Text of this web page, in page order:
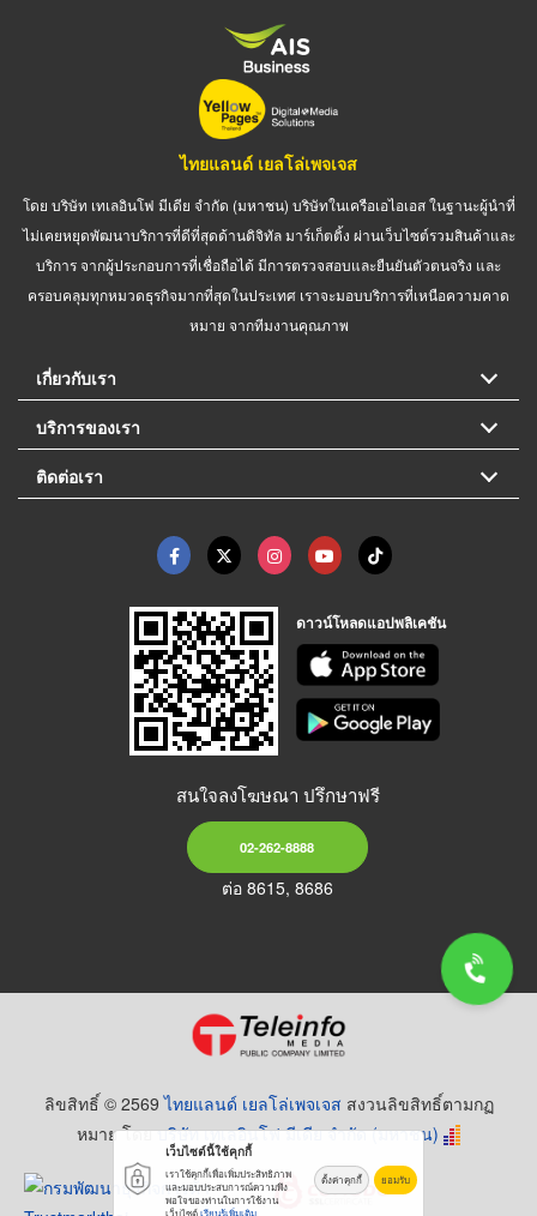
ไทยแลนด์ เยลโล่เพจเจส
โดย บริษัท เทเลอินโฟ มีเดีย จำกัด (มหาชน) บริษัทในเครือเอไอเอส ในฐานะผู้นำที่
ไม่เคยหยุดพัฒนาบริการที่ดีที่สุดด้านดิจิทัล มาร์เก็ตติ้ง ผ่านเว็บไซต์รวมสินค้าและ
บริการ จากผู้ประกอบการที่เชื่อถือได้ มีการตรวจสอบและยืนยันตัวตนจริง และ
ครอบคลุมทุกหมวดธุรกิจมากที่สุดในประเทศ เราจะมอบบริการที่เหนือความคาด
หมาย จากทีมงานคุณภาพ
เกี่ยวกับเรา
บริการของเรา
ติดต่อเรา
ดาวน์โหลดแอปพลิเคชัน
สนใจลงโฆษณา ปรึกษาฟรี
02-262-8888
ต่อ 8615, 8686
ลิขสิทธิ์ © 2569ไทยแลนด์ เยลโล่เพจเจส สงวนลิขสิทธิ์ตามกฏ
หมาย โดยบริษัท เทเลอินโฟ มีเดีย จำกัด (มหาชน)
เว็บไซต์นี้ใช้คุกกี้
เราใช้คุกกี้เพื่อเพิ่มประสิทธิภาพ
และมอบประสบการณ์ความพึง
พอใจของท่านในการใช้งาน
เว็บไซต์เรียนรู้เพิ่มเติม
ตั้งค่าคุกกี้ ยอมรับ